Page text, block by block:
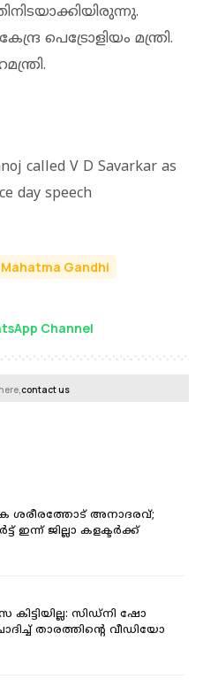
പെട്രോളിയം മന്ത്രി.
called V D Savarkar as
day speech
Mahatma Gandhi
Channel
contact us
ശരീരത്തോട് അനാദരവ്;
ഇന്ന് ജില്ലാ കളക്ടര്‍ക്ക്
സിഡ്നി ഷോ